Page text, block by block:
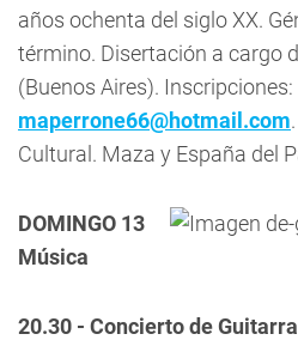
años ochenta del siglo XX.
término. Disertación a cargo
(Buenos Aires). Inscripciones:
maperrone66@hotmail.com
Cultural. Maza y España del
DOMINGO 13
Música
20.30 - Concierto de